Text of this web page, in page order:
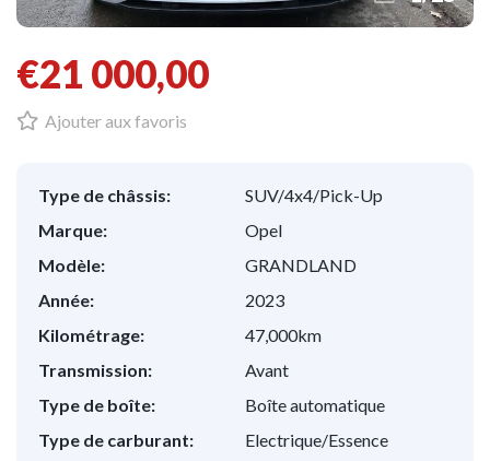
€21 000,00
Ajouter aux favoris
Type de châssis:
SUV/4x4/Pick-Up
Marque:
Opel
Modèle:
GRANDLAND
Année:
2023
Kilométrage:
47,000km
Transmission:
Avant
Type de boîte:
Boîte automatique
Type de carburant:
Electrique/Essence